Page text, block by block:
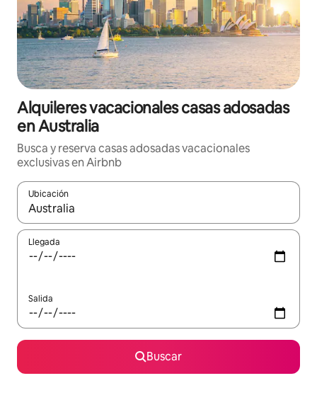
Alquileres vacacionales casas adosadas
en Australia
Busca y reserva casas adosadas vacacionales
exclusivas en Airbnb
Ubicación
Cuando los resultados estén disponibles, navega con las
Llegada
Salida
Buscar